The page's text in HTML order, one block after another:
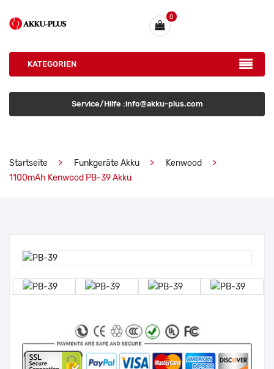
0
KATEGORIEN
Service/Hilfe :info@akku-plus.com
Startseite Funkgeräte Akku
Kenwood
1100mAh Kenwood PB-39 Akku